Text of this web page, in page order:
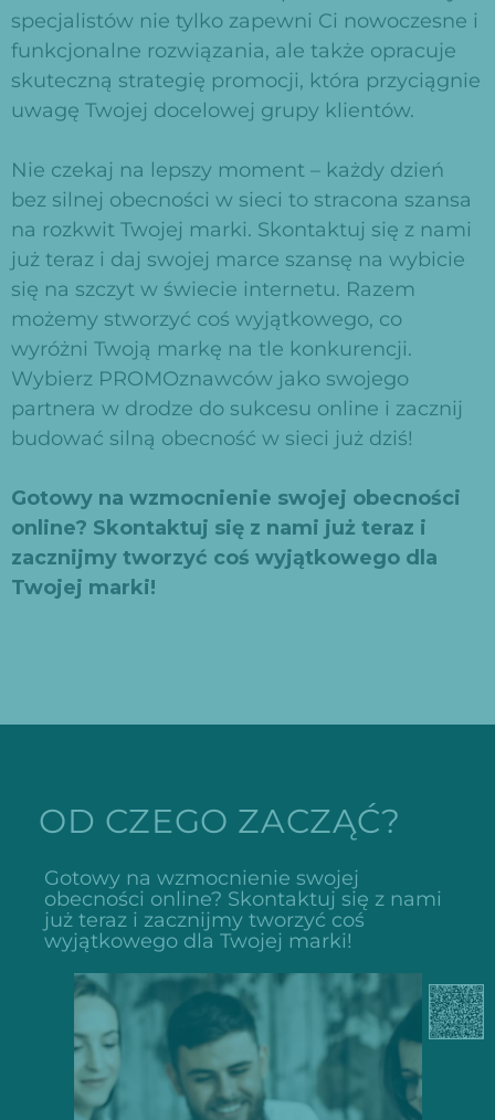
specjalistów nie tylko zapewni Ci nowoczesne i
funkcjonalne rozwiązania, ale także opracuje
skuteczną strategię promocji, która przyciągnie
uwagę Twojej docelowej grupy klientów.
Nie czekaj na lepszy moment – każdy dzień
bez silnej obecności w sieci to stracona szansa
na rozkwit Twojej marki. Skontaktuj się z nami
już teraz i daj swojej marce szansę na wybicie
się na szczyt w świecie internetu. Razem
możemy stworzyć coś wyjątkowego, co
wyróżni Twoją markę na tle konkurencji.
Wybierz PROMOznawców jako swojego
partnera w drodze do sukcesu online i zacznij
budować silną obecność w sieci już dziś!
Gotowy na wzmocnienie swojej obecności
online? Skontaktuj się z nami już teraz i
zacznijmy tworzyć coś wyjątkowego dla
Twojej marki!
OD CZEGO ZACZĄĆ?
Gotowy na wzmocnienie swojej
obecności online? Skontaktuj się z nami
już teraz i zacznijmy tworzyć coś
wyjątkowego dla Twojej marki!